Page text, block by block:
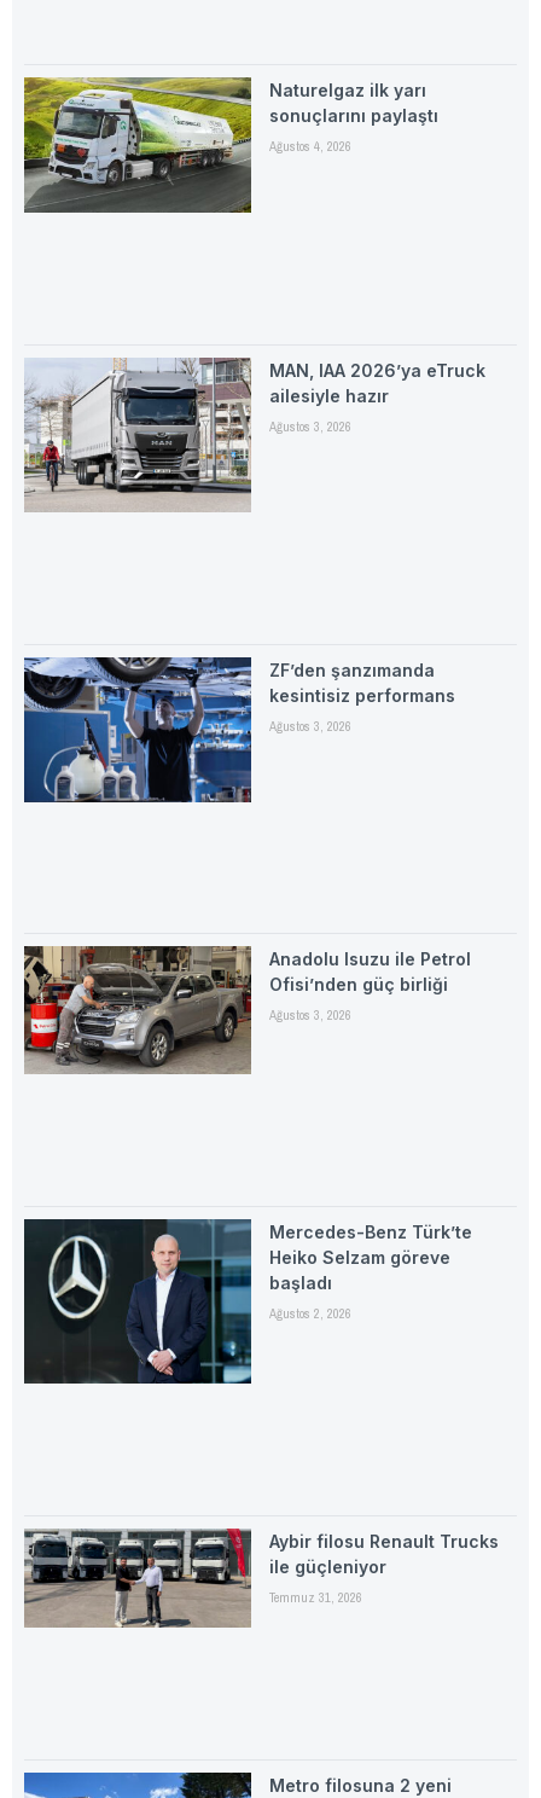
Naturelgaz ilk yarı
sonuçlarını paylaştı
Ağustos 4, 2026
MAN, IAA 2026’ya eTruck
ailesiyle hazır
Ağustos 3, 2026
ZF’den şanzımanda
kesintisiz performans
Ağustos 3, 2026
Anadolu Isuzu ile Petrol
Ofisi’nden güç birliği
Ağustos 3, 2026
Mercedes-Benz Türk’te
Heiko Selzam göreve
başladı
Ağustos 2, 2026
Aybir filosu Renault Trucks
ile güçleniyor
Temmuz 31, 2026
Metro filosuna 2 yeni